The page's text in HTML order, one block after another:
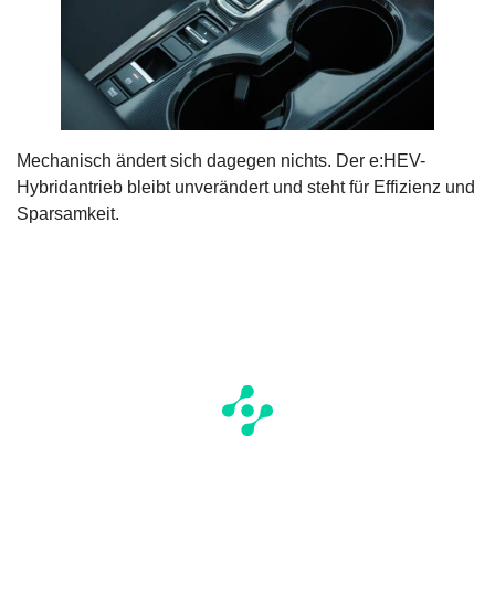
Mechanisch ändert sich dagegen nichts. Der e:HEV-
Hybridantrieb bleibt unverändert und steht für Effizienz und
Sparsamkeit.